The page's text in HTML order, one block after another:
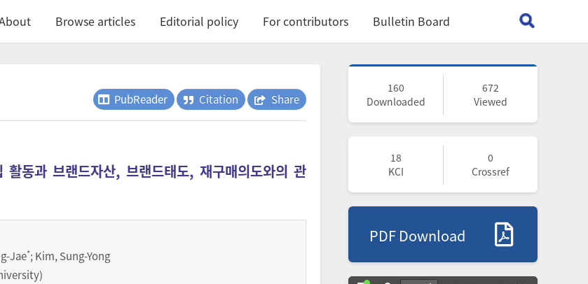
Browse articles Editorial policy For contributors Bulletin Board
PubReader Citation Share
활동과 브랜드자산, 브랜드태도, 재구매의도와의 관
Jae*; Kim, Sung-Yong
160
Downloaded
672
Viewed
18
KCI
0
Crossref
PDF Download